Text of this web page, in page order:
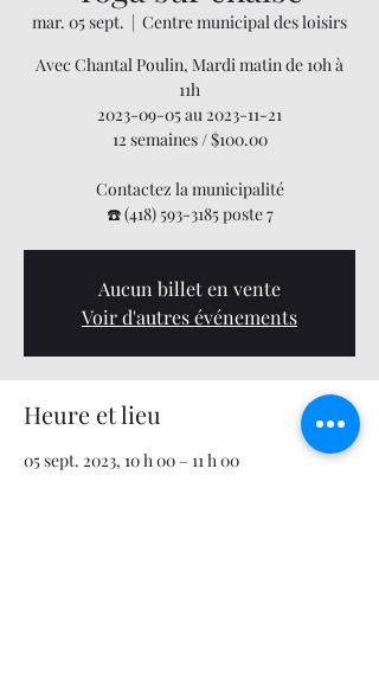
mar. 05 sept.
  |
Centre municipal des loisirs
Avec Chantal Poulin, Mardi matin de 10h à
11h
2023-09-05 au 2023-11-21
12 semaines / $100.00
Contactez la municipalité
☎️ (418) 593-3185 poste 7
Aucun billet en vente
Voir d'autres événements
Heure et lieu
05 sept. 2023, 10 h 00 – 11 h 00